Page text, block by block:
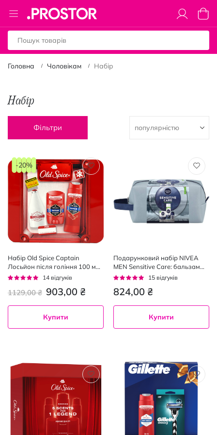
Toggle
Nav
Кошик
Головна Чоловікам Набір
Набір
Фільтри
Набір Old Spice Captain
Лосьйон після гоління 100 мл
+ Дезодорант-стік 50 мл + Гель
Рейтинг:
14 відгуків
903,00 ₴
1129,00 ₴
-20%
Купити
Подарунковий набір NIVEA
MEN Sensitive Care: бальзам
після гоління 100 мл,
косметичка 1 шт., гель для
гоління 200 мл, дезодорант
Рейтинг:
15 відгуків
824,00 ₴
Купити